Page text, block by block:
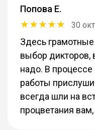
Попова Е.
30
Здесь
выбор дикторов,
надо. В
работы
всегда шли на
процветания